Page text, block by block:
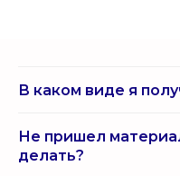
В каком виде я
Не пришел
делать?